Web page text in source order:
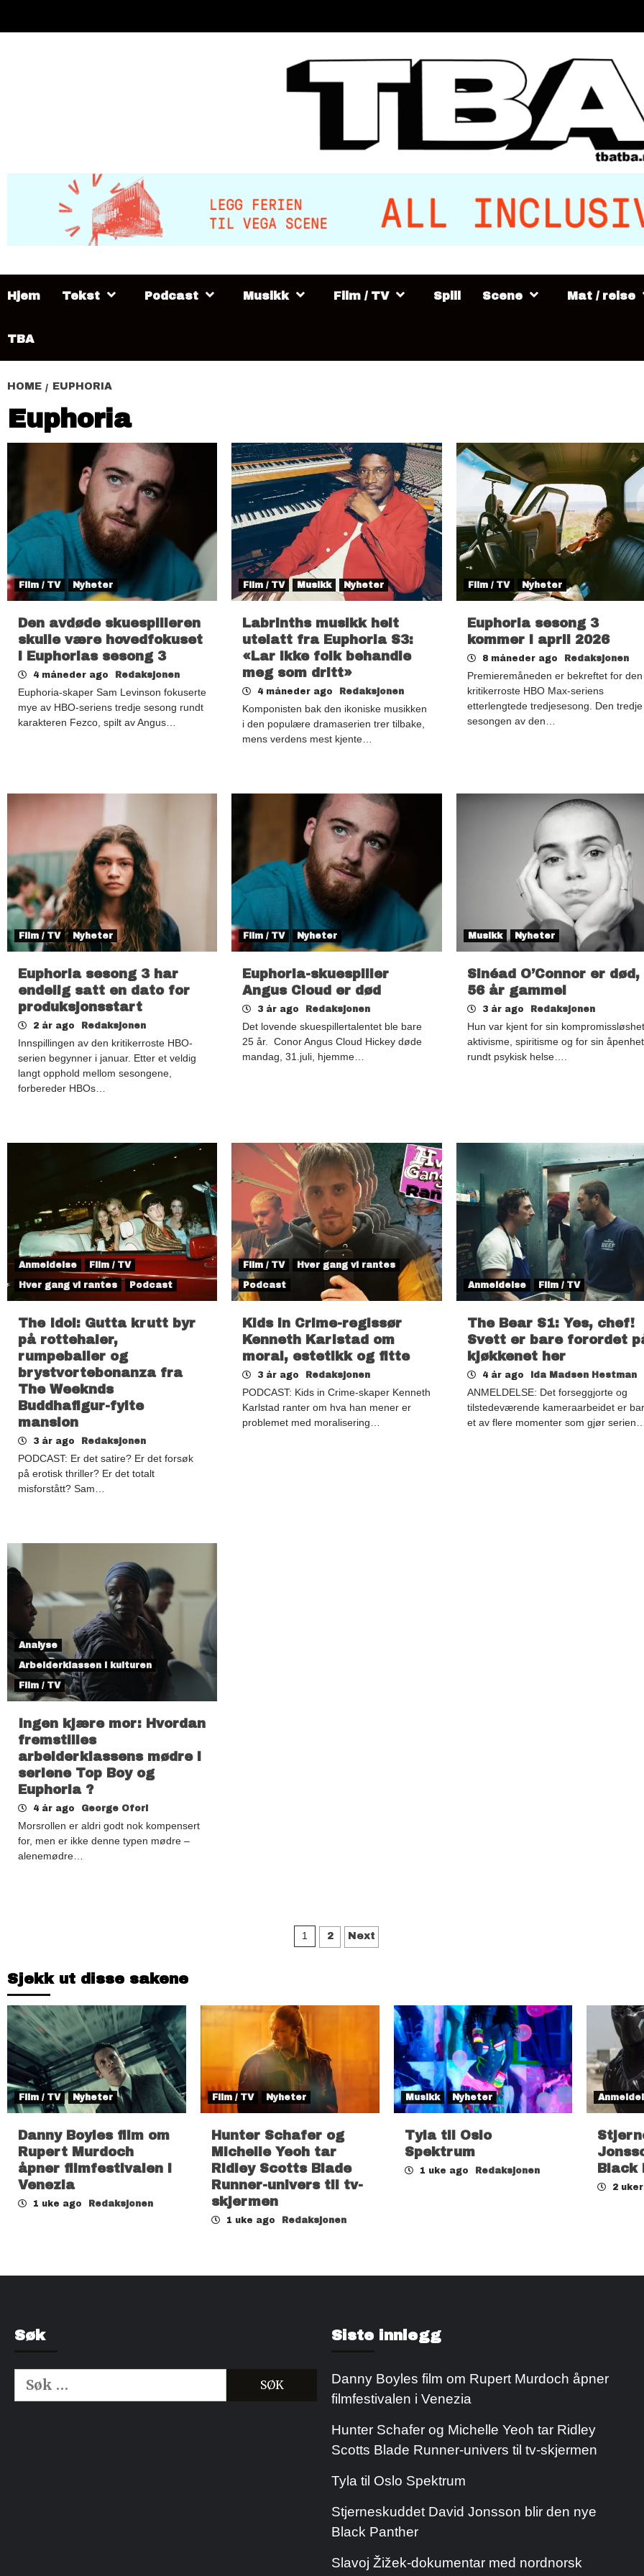
to
Hjem Tekst Podcast Musikk Film / TV Spill Scene Mat / reise
TBA
HOME EUPHORIA
Euphoria
Film / TV Nyheter
Den avdøde skuespilleren
skulle være hovedfokuset
i Euphorias sesong 3
4 måneder ago Redaksjonen
Euphoria-skaper Sam Levinson fokuserte
mye av HBO-seriens tredje sesong rundt
karakteren Fezco, spilt av Angus…
Film / TV Musikk Nyheter
Labrinths musikk helt
utelatt fra Euphoria S3:
«Lar ikke folk behandle
meg som dritt»
4 måneder ago Redaksjonen
Komponisten bak den ikoniske musikken
i den populære dramaserien trer tilbake,
mens verdens mest kjente…
Film / TV Nyheter
Euphoria sesong 3
kommer i april 2026
8 måneder ago Redaksjonen
Premieremåneden er bekreftet for den
kritikerroste HBO Max-seriens
etterlengtede tredjesesong. Den tredje
sesongen av den…
Film / TV Nyheter
Euphoria sesong 3 har
endelig satt en dato for
produksjonsstart
2 år ago Redaksjonen
Innspillingen av den kritikerroste HBO-
serien begynner i januar. Etter et veldig
langt opphold mellom sesongene,
forbereder HBOs…
Film / TV Nyheter
Euphoria-skuespiller
Angus Cloud er død
3 år ago Redaksjonen
Det lovende skuespillertalentet ble bare
25 år. Conor Angus Cloud Hickey døde
mandag, 31.juli, hjemme…
Musikk Nyheter
Sinéad O’Connor er død,
56 år gammel
3 år ago Redaksjonen
Hun var kjent for sin
aktivisme, spiritisme og for sin åpenhet
rundt psykisk helse….
Anmeldelse
Film / TV
Hver gang vi rantes
Podcast
The Idol: Gutta krutt byr
på rottehaler,
rumpeballer og
brystvortebonanza fra
The Weeknds
Buddhafigur-fylte
mansion
3 år ago Redaksjonen
PODCAST: Er det satire? Er det forsøk
på erotisk thriller? Er det totalt
misforstått? Sam…
Film / TV
Hver gang vi rantes
Podcast
Kids in Crime-regissør
Kenneth Karlstad om
moral, estetikk og fitte
3 år ago Redaksjonen
PODCAST: Kids in Crime-skaper Kenneth
Karlstad ranter om hva han mener er
problemet med moralisering…
Anmeldelse Film / TV
The Bear S1: Yes, chef!
Svett er bare forordet
kjøkkenet her
4 år ago Ida Madsen Hestman
ANMELDELSE: Det forseggjorte og
tilstedeværende kameraarbeidet er
et av flere momenter som gjør
Analyse
Arbeiderklassen i kulturen
Film / TV
Ingen kjære mor: Hvordan
fremstilles
arbeiderklassens mødre i
seriene Top Boy og
Euphoria ?
4 år ago George Ofori
Morsrollen er aldri godt nok kompensert
for, men er ikke denne typen mødre –
alenemødre…
Sidepaginering
1 2 Next
Sjekk ut disse sakene
Film / TV Nyheter
Danny Boyles film om
Rupert Murdoch
åpner filmfestivalen i
Venezia
1 uke ago Redaksjonen
Film / TV Nyheter
Hunter Schafer og
Michelle Yeoh tar
Ridley Scotts Blade
Runner-univers til tv-
skjermen
1 uke ago Redaksjonen
Musikk Nyheter
Tyla til Oslo
Spektrum
1 uke ago Redaksjonen
Black
2
Søk
Søk
etter:
Siste innlegg
Danny Boyles film om Rupert Murdoch åpner
filmfestivalen i Venezia
Hunter Schafer og Michelle Yeoh tar Ridley
Scotts Blade Runner-univers til tv-skjermen
Tyla til Oslo Spektrum
Stjerneskuddet David Jonsson blir den nye
Black Panther
Slavoj Žižek-dokumentar med nordnorsk